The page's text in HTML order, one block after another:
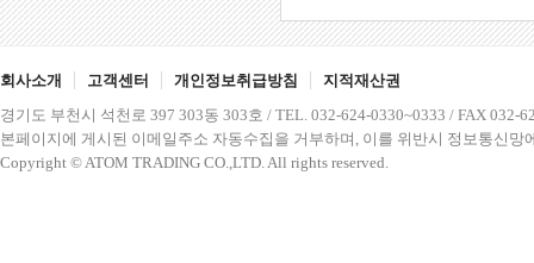
회사소개 고객센터 개인정보취급방침
지적재산권
경기도 부천시 석천로 397 303동 303호 / TEL. 032-624-0330~0333 / FAX 032-
본페이지에 게시된 이메일주소 자동수집을 거부하며, 이를 위반시 정보통신망
Copyright © ATOM TRADING CO.,LTD. All rights reserved.